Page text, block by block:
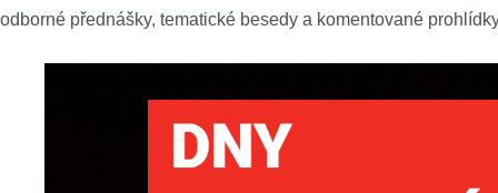
odborné přednášky, tematické besedy a komentované